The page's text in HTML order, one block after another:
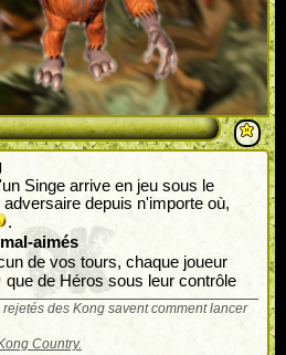
Singe arrive en jeu sous le
depuis n'importe où,
.
aimés
de vos tours, chaque joueur
que de Héros sous leur contrôle
des Kong savent comment lancer
Country.